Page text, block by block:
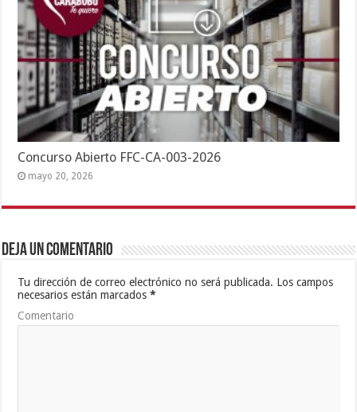
Concurso Abierto FFC-CA-003-2026
mayo 20, 2026
Deja un comentario
Tu dirección de correo electrónico no será publicada. Los campos
necesarios están marcados*
Comentario